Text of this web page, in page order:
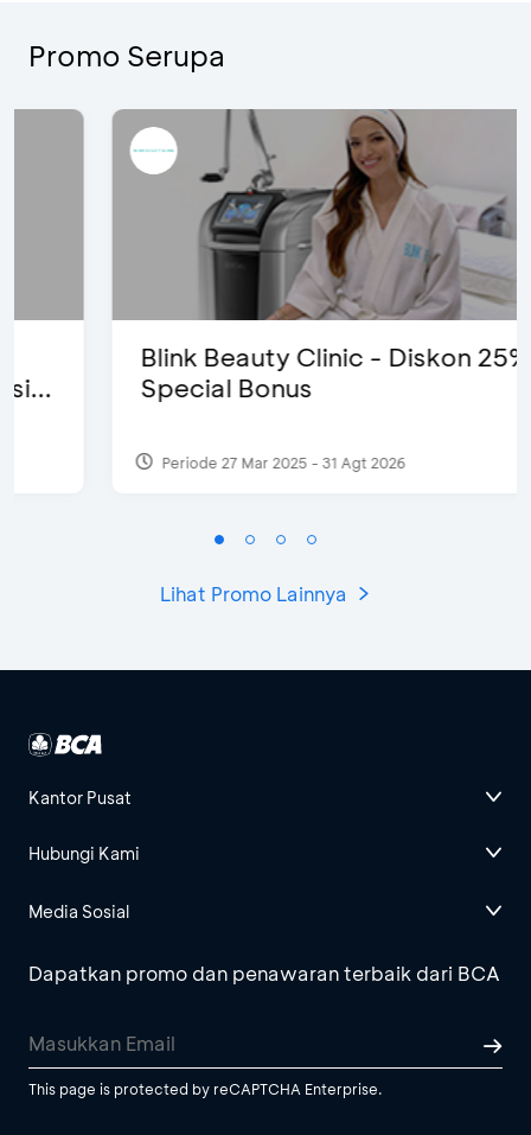
Promo Serupa
Blink Beauty Clinic - Diskon 25% &
Special Bonus
Periode 27 Mar 2025 - 31 Agt 2026
Lihat Promo Lainnya
Kantor Pusat
Hubungi Kami
Media Sosial
Dapatkan promo dan penawaran terbaik dari BCA
This page is protected by reCAPTCHA Enterprise.